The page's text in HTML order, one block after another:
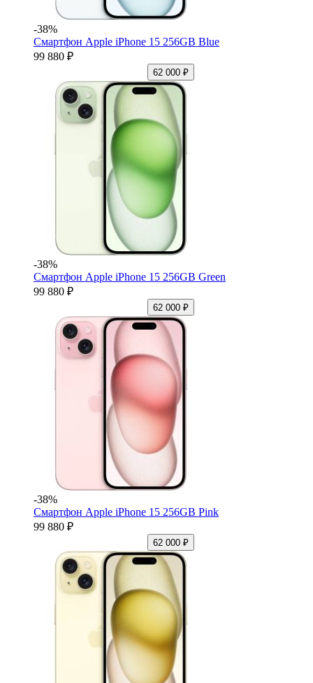
-38%
Смартфон Apple iPhone 15 256GB Blue
99 880 ₽
62 000 ₽
-38%
Смартфон Apple iPhone 15 256GB Green
99 880 ₽
62 000 ₽
-38%
Смартфон Apple iPhone 15 256GB Pink
99 880 ₽
62 000 ₽